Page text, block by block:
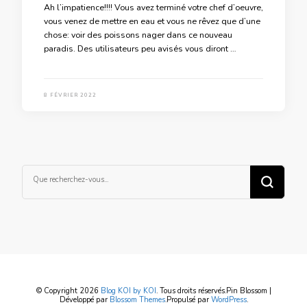
Ah l’impatience!!!! Vous avez terminé votre chef d’oeuvre,
vous venez de mettre en eau et vous ne rêvez que d’une
chose: voir des poissons nager dans ce nouveau
paradis. Des utilisateurs peu avisés vous diront …
8 FÉVRIER 2022
recherchiez
quelque
© Copyright 2026 Blog KOI by KOI. Tous droits réservés.Pin Blossom |
Développé par Blossom Themes.Propulsé par WordPress.